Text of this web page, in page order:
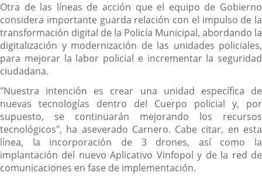
Otra de las líneas de acción que el equipo de Gobierno
considera importante guarda relación con el impulso de la
transformación digital de la Policía Municipal, abordando la
digitalización y modernización de las unidades policiales,
para mejorar la labor policial e incrementar la seguridad
ciudadana.
"Nuestra intención es crear una unidad específica de
nuevas tecnologías dentro del Cuerpo policial y, por
supuesto, se continuarán mejorando los recursos
tecnológicos", ha aseverado Carnero. Cabe citar, en esta
línea, la incorporación de 3 drones, así como la
implantación del nuevo Aplicativo Vinfopol y de la red de
comunicaciones en fase de implementación.